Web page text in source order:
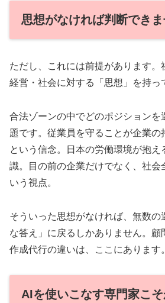
思想がなければ判断でき
ただし、これには前提があります。
経営・社会に対する「思想」を持っ
合法ゾーンの中でどのポジションを
題です。従業員を守ることが企業の
という信念。日本の労働環境が抱
識。目の前の企業だけでなく、社会
いう視点。
そういった思想がなければ、無数の
な答え」に戻るしかありません。顧
作成代行の違いは、ここにあります。
AIを使いこなす専門家こ